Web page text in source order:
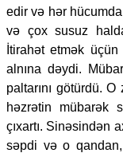
edir və hər
və çox susuz
İtirahət etmək
alnına dəydi.
paltarını götürdü.
həzrətin mübarək
çıxartı. Sinəsindən
səpdi və o